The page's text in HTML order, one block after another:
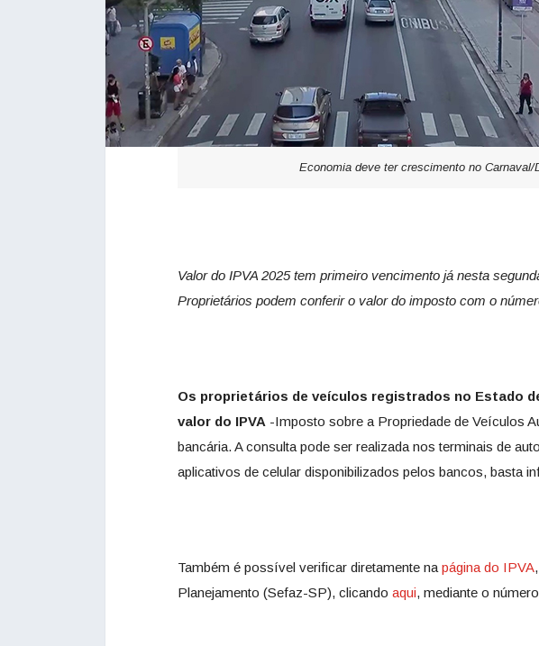
Economia deve ter crescimento no Carnaval/
Valor do IPVA 2025 tem primeiro vencimento já nesta
Proprietários podem conferir o valor do imposto com o
Os proprietários de veículos registrados no Estado
valor do IPVA -Imposto sobre a Propriedade de Veículos
bancária. A consulta pode ser realizada nos terminais de
aplicativos de celular disponibilizados pelos bancos, basta
Também é possível verificar diretamente na página do IPVA
Planejamento (Sefaz-SP), clicando aqui, mediante o